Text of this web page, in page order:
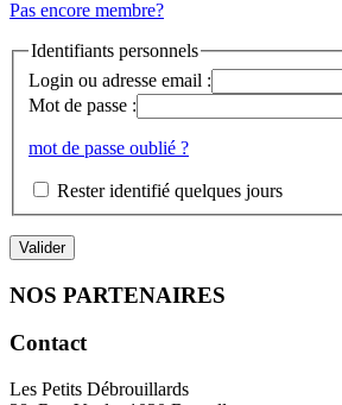
Pas encore membre?
Identifiants personnels
Login ou adresse email :
Mot de passe :
mot de passe oublié ?
Rester identifié quelques jours
NOS PARTENAIRES
Contact
Les Petits Débrouillards